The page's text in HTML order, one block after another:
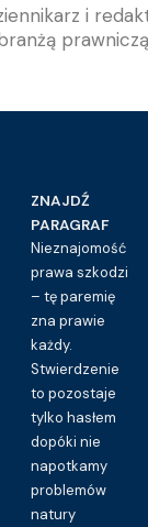
i
ZNAJDŹ
PARAGRAF
Nieznajomość
prawa szkodzi
– tę paremię
zna prawie
każdy.
Stwierdzenie
to pozostaje
tylko hasłem
dopóki nie
napotkamy
problemów
natury